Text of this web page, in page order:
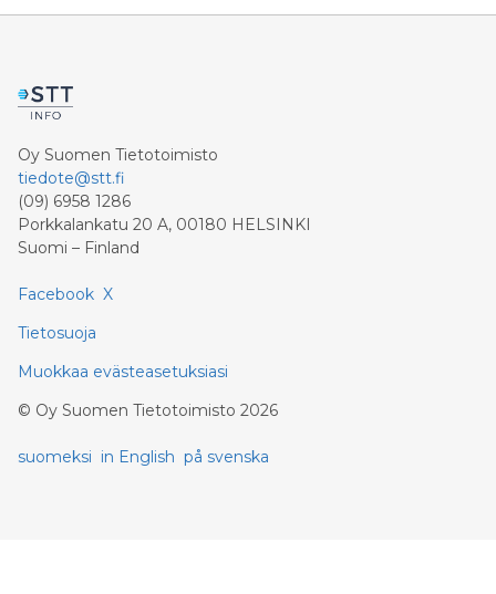
Oy Suomen Tietotoimisto
tiedote@stt.fi
(09) 6958 1286
Porkkalankatu 20 A, 00180 HELSINKI
Suomi – Finland
Facebook X
Tietosuoja
Muokkaa evästeasetuksiasi
© Oy Suomen Tietotoimisto 2026
suomeksi in English på svenska